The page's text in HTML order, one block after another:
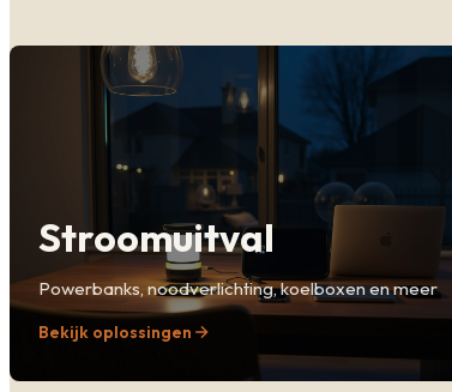
Stroomuitval
Powerbanks, noodverlichting, koelboxen en meer
Bekijk oplossingen